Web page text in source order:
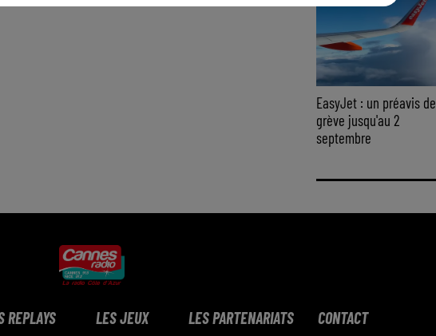
EasyJet : un préavis de
grève jusqu'au 2
septembre
REPLAYS LES JEUX LES PARTENARIATS CONTACT